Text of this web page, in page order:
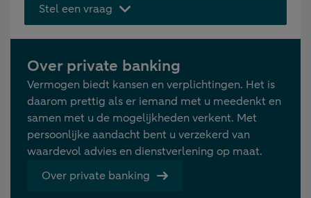
Stel een vraag
Over private banking
Vermogen biedt kansen en verplichtingen. Het is
daarom prettig als er iemand met u meedenkt en
samen met u de mogelijkheden verkent. Met
persoonlijke aandacht bent u verzekerd van
waardevol advies en dienstverlening op maat.
Over private banking